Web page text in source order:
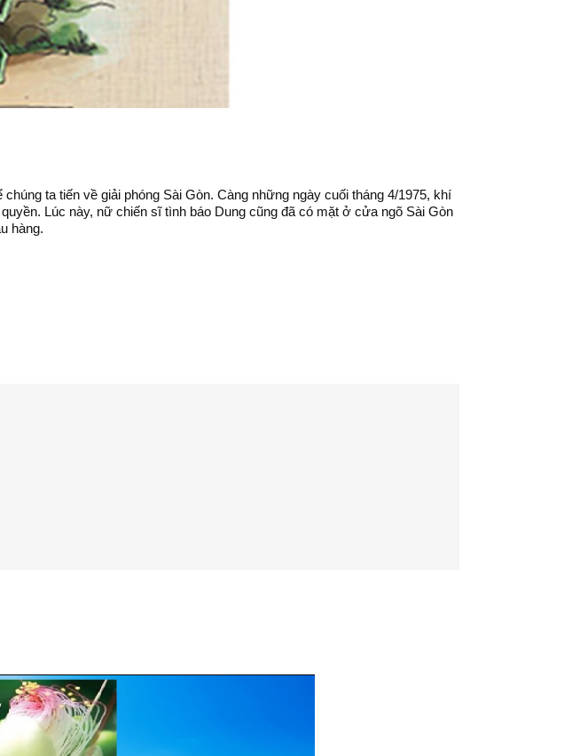
ta tiến về giải phóng Sài Gòn. Càng những ngày cuối tháng 4/1975, khí
Lúc này, nữ chiến sĩ tình báo Dung cũng đã có mặt ở cửa ngõ Sài Gòn
hàng.